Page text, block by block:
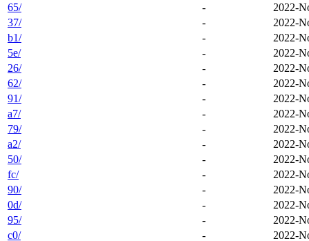
65/
-
2022-
37/
-
2022-
b1/
-
2022-
5e/
-
2022-
26/
-
2022-
62/
-
2022-
91/
-
2022-
a7/
-
2022-
79/
-
2022-
a2/
-
2022-
50/
-
2022-
fc/
-
2022-
90/
-
2022-
0d/
-
2022-
95/
-
2022-
c0/
-
2022-